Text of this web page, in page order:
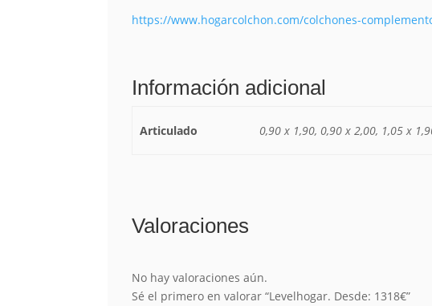
https://www.hogarcolchon.com/colchones-
Información adicional
Articulado 0,90 x 1,90, 0,90 x 2,00, 1,05 x
Valoraciones
No hay valoraciones aún.
Sé el primero en valorar “Levelhogar. Desde: 1318€”